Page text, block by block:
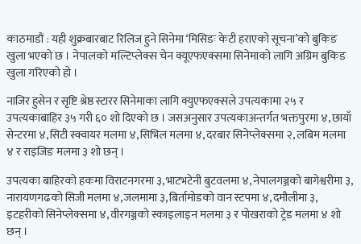
काठमाडौं : यही शुक्रबारबाट रिलिज हुने सिनेमा ‘मिसिङः केटी हराएको सूचना’को बुकिङ
खुला भएको छ । नेपालको मल्टिप्लेक्स चेन क्यूएफएक्समा सिनेमाको लागि अग्रिम बुकिङ
खुला गरिएको हो ।
नाजिर हुसेन र सृष्टि श्रेष्ठ स्टारर सिनेमाका लागि क्युएफएक्सले उपत्यकामा २५ र
उपत्यकाबाहिर ३५ गरी ६० शो दिएको छ । जसअनुसार उपत्यकाअन्तर्गत भक्तपुरमा ४, छायाँ
सेन्टरमा ४, सिटी स्क्वायर मलमा ४, सिभिल मलमा ४, दरबार सिनेप्लेक्समा २, लबिम मलमा
४ र राइजिङ मलमा ३ शो छन् ।
उपत्यका बाहिरको हकमा विराटनगरमा ३, भाटभटेनी बुटवलमा ४, नेपालगञ्जको बागेश्वरीमा ३,
नारायणगढको सिजी मलमा ४, जलमामा ३, बिर्तामोडको वान स्टपमा ४, दमौलीमा ३,
इटहरीको सिनेप्लेक्समा ४, वीरगञ्जको स्काइलाइन मलमा ३ र पोखराको ट्रेड मलमा ४ शो
छन् ।